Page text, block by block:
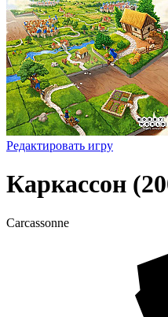
Редактировать игру
Каркассон
Carcassonne